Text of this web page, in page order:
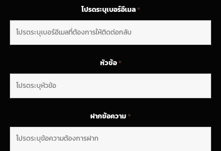
โปรดระบุเบอร์อีเมล*
หัวข้อ*
ฝากข้อความ*